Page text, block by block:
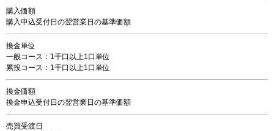
購入価額
購入申込受付日の翌営業日の基準価額
換金単位
一般コース：1千口以上1口単位
累投コース：1千口以上1口単位
換金価額
換金申込受付日の翌営業日の基準価額
売買受渡日